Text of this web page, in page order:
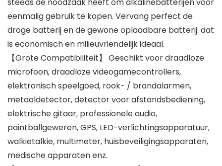
steeds de noodzaak heeft om alkalinebatterijen voor
eenmalig gebruik te kopen. Vervang perfect de
droge batterij en de gewone oplaadbare batterij. dat
is economisch en milieuvriendelijk ideaal.
【Grote Compatibiliteit】 Geschikt voor draadloze
microfoon, draadloze videogamecontrollers,
elektronisch speelgoed, rook- / brandalarmen,
metaaldetector, detector voor afstandsbediening,
elektrische gitaar, professionele audio,
paintballgeweren, GPS, LED-verlichtingsapparatuur,
walkietalkie, multimeter, huisbeveiligingsapparaten,
medische apparaten enz.